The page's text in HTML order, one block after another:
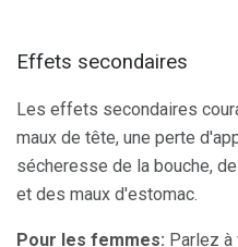
Effets secondaires
Les effets secondaires
maux de tête, une perte
sécheresse de la bouche,
et des maux d'estomac.
Pour les femmes: Parlez